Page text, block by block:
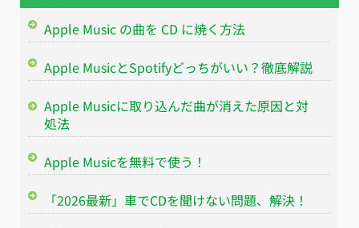
Apple Music の曲を CD に焼く方法
Apple MusicとSpotifyどっちがいい？徹底解説
Apple Musicに取り込んだ曲が消えた原因と対
処法
Apple Musicを無料で使う！
「2026最新」車でCDを聞けない問題、解決！